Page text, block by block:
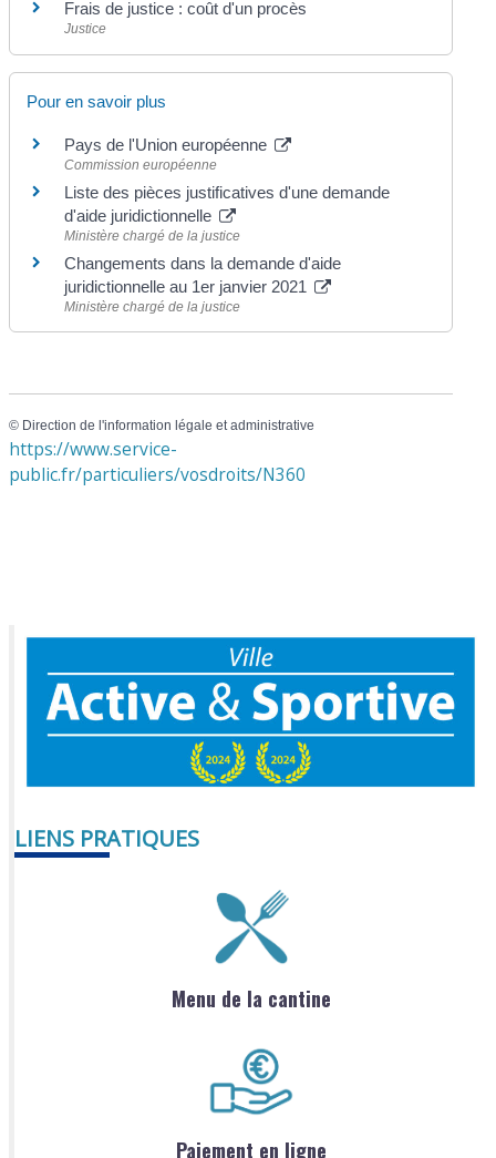
Frais de justice : coût d'un procès
Justice
Pour en savoir plus
Pays de l'Union européenne
Commission européenne
Liste des pièces justificatives d'une demande
d'aide juridictionnelle
Ministère chargé de la justice
Changements dans la demande d'aide
juridictionnelle au 1er janvier 2021
Ministère chargé de la justice
© Direction de l'information légale et administrative
https://www.service-
public.fr/particuliers/vosdroits/N360
LIENS PRATIQUES
Menu de la cantine
Paiement en ligne